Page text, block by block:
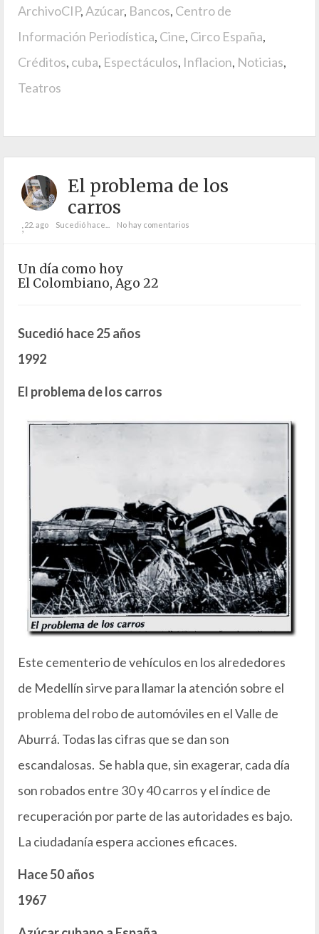
ArchivoCIP,Azúcar, Bancos, Centro de
Información Periodística, Cine, Circo España,
Créditos, cuba, Espectáculos, Inflacion, Noticias,
Teatros
El problema de los
carros
;22. ago Sucedió hace... No hay comentarios
Un día como hoy
El Colombiano, Ago 22
Sucedió hace 25 años
1992
El problema de los carros
Este cementerio de vehículos en los alrededores
de Medellín sirve para llamar la atención sobre el
problema del robo de automóviles en el Valle de
Aburrá. Todas las cifras que se dan son
escandalosas. Se habla que, sin exagerar, cada día
son robados entre 30 y 40 carros y el índice de
recuperación por parte de las autoridades es bajo.
La ciudadanía espera acciones eficaces.
Hace 50 años
1967